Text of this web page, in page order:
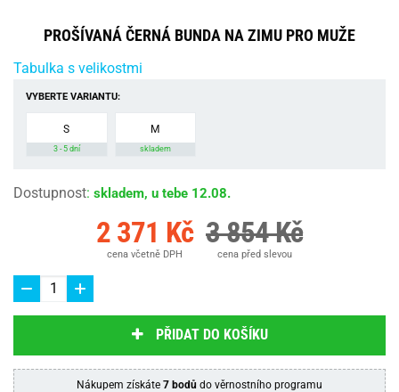
PROŠÍVANÁ ČERNÁ BUNDA NA ZIMU PRO MUŽE
Tabulka s velikostmi
VYBERTE VARIANTU:
S
3 - 5 dní
M
skladem
Dostupnost: skladem, u tebe 12.08.
2 371 Kč
cena včetně DPH
3 854 Kč
cena před slevou
PŘIDAT DO KOŠÍKU
Nákupem získáte 7 bodů do věrnostního programu